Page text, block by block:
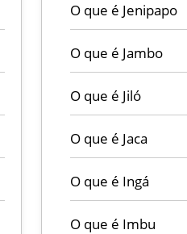
O que é Jenipapo
O que é Jambo
O que é Jiló
O que é Jaca
O que é Ingá
O que é Imbu